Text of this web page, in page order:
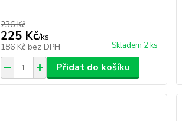
236 Kč
225 Kč/ks
186 Kč bez DPH Skladem 2 ks
Přidat do košíku